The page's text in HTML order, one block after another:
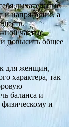
дыхательные
и напряжение, а
частью
и повысить общее
для женщин,
характера, так
баланса и
и